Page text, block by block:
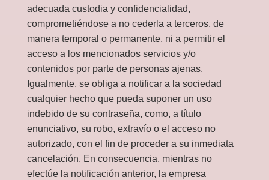
adecuada custodia y confidencialidad,
comprometiéndose a no cederla a terceros, de
manera temporal o permanente, ni a permitir el
acceso a los mencionados servicios y/o
contenidos por parte de personas ajenas.
Igualmente, se obliga a notificar a la sociedad
cualquier hecho que pueda suponer un uso
indebido de su contraseña, como, a título
enunciativo, su robo, extravío o el acceso no
autorizado, con el fin de proceder a su inmediata
cancelación. En consecuencia, mientras no
efectúe la notificación anterior, la empresa